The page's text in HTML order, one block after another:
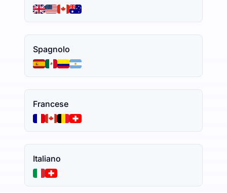
Spagnolo
Francese
Italiano